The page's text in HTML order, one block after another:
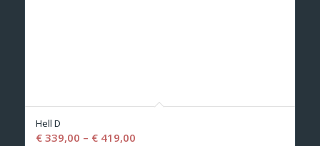
Hell D
€339,00 – €419,00